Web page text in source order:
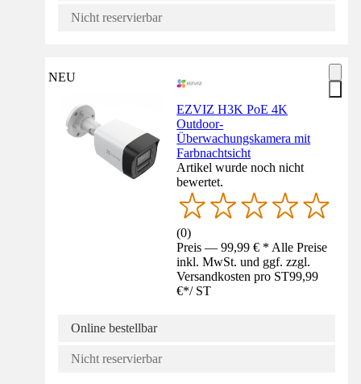
Nicht reservierbar
NEU
EZVIZ H3K PoE 4K
Outdoor-
Überwachungskamera mit
Farbnachtsicht
Artikel wurde noch nicht
bewertet.
(0)
Preis — 99,99 € * Alle Preise
inkl. MwSt. und ggf. zzgl.
Versandkosten pro ST99,99
€*/ ST
Online bestellbar
Nicht reservierbar